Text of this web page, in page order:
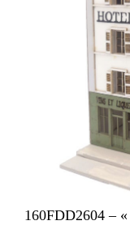
160FDD2604 –